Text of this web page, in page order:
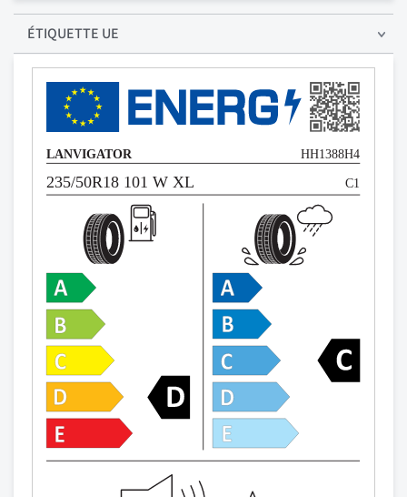
ÉTIQUETTE UE